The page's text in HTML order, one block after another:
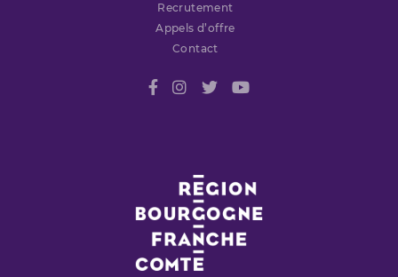
Recrutement
Appels d’offre
Contact